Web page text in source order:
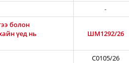
-
болон
үед нь
ШМ1292/26
C0105/26